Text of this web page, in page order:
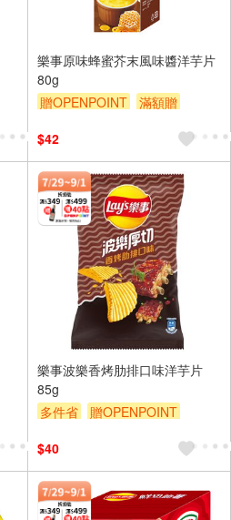
樂事原味蜂蜜芥末風味醬洋芋片
80g
贈OPENPOINT
滿額贈
$42
樂事波樂香烤肋排口味洋芋片
85g
多件省
贈OPENPOINT
$40